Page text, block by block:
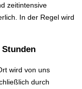
zeitintensive
In der Regel wird
wird von uns
durch